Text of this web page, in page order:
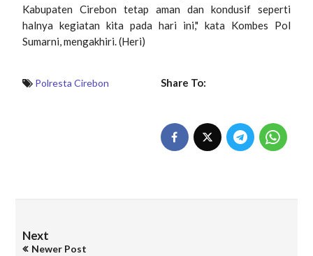
Kabupaten Cirebon tetap aman dan kondusif seperti
halnya kegiatan kita pada hari ini," kata Kombes Pol
Sumarni, mengakhiri. (Heri)
Polresta Cirebon Share To:
Next
Newer Post